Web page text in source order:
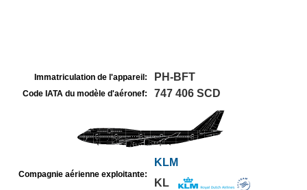
Immatriculation de l'appareil: PH-BFT
Code IATA du modèle d'aéronef: 747 406 SCD
Compagnie aérienne exploitante:
KLM
KL